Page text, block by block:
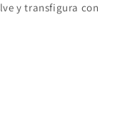
y transfigura con